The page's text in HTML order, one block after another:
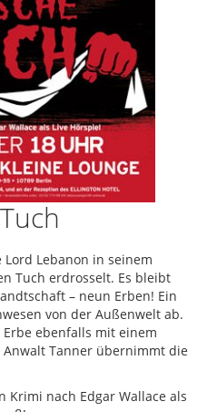
Lebanon in seinem
Tuch erdrosselt. Es bleibt
– neun Erben! Ein
von der Außenwelt ab.
ebenfalls mit einem
Tanner übernimmt die
Krimi nach Edgar Wallace als